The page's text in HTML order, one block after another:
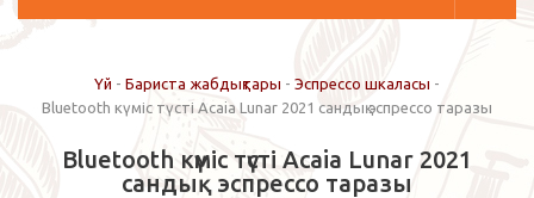
Үй - Бариста жабдықтары - Эспрессо шкаласы -
Bluetooth күміс түсті Acaia Lunar 2021 сандық эспрессо таразы
Bluetooth күміс түсті Acaia Lunar 2021
сандық эспрессо таразы